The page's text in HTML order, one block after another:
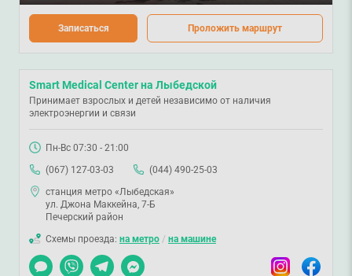
Записаться Проложить маршрут
Smart Medical Center на Лыбедской
Принимает взрослых и детей независимо от наличия
электроэнергии и связи
Пн-Вс 07:30 - 21:00
(067) 127-03-03
(044) 490-25-03
станция метро «Лыбедская»
ул. Джона Маккейна, 7-Б
Печерский район
Схемы проезда: на метро / на машине
Чат
Viber TelegramMessenger InstagramFacebook